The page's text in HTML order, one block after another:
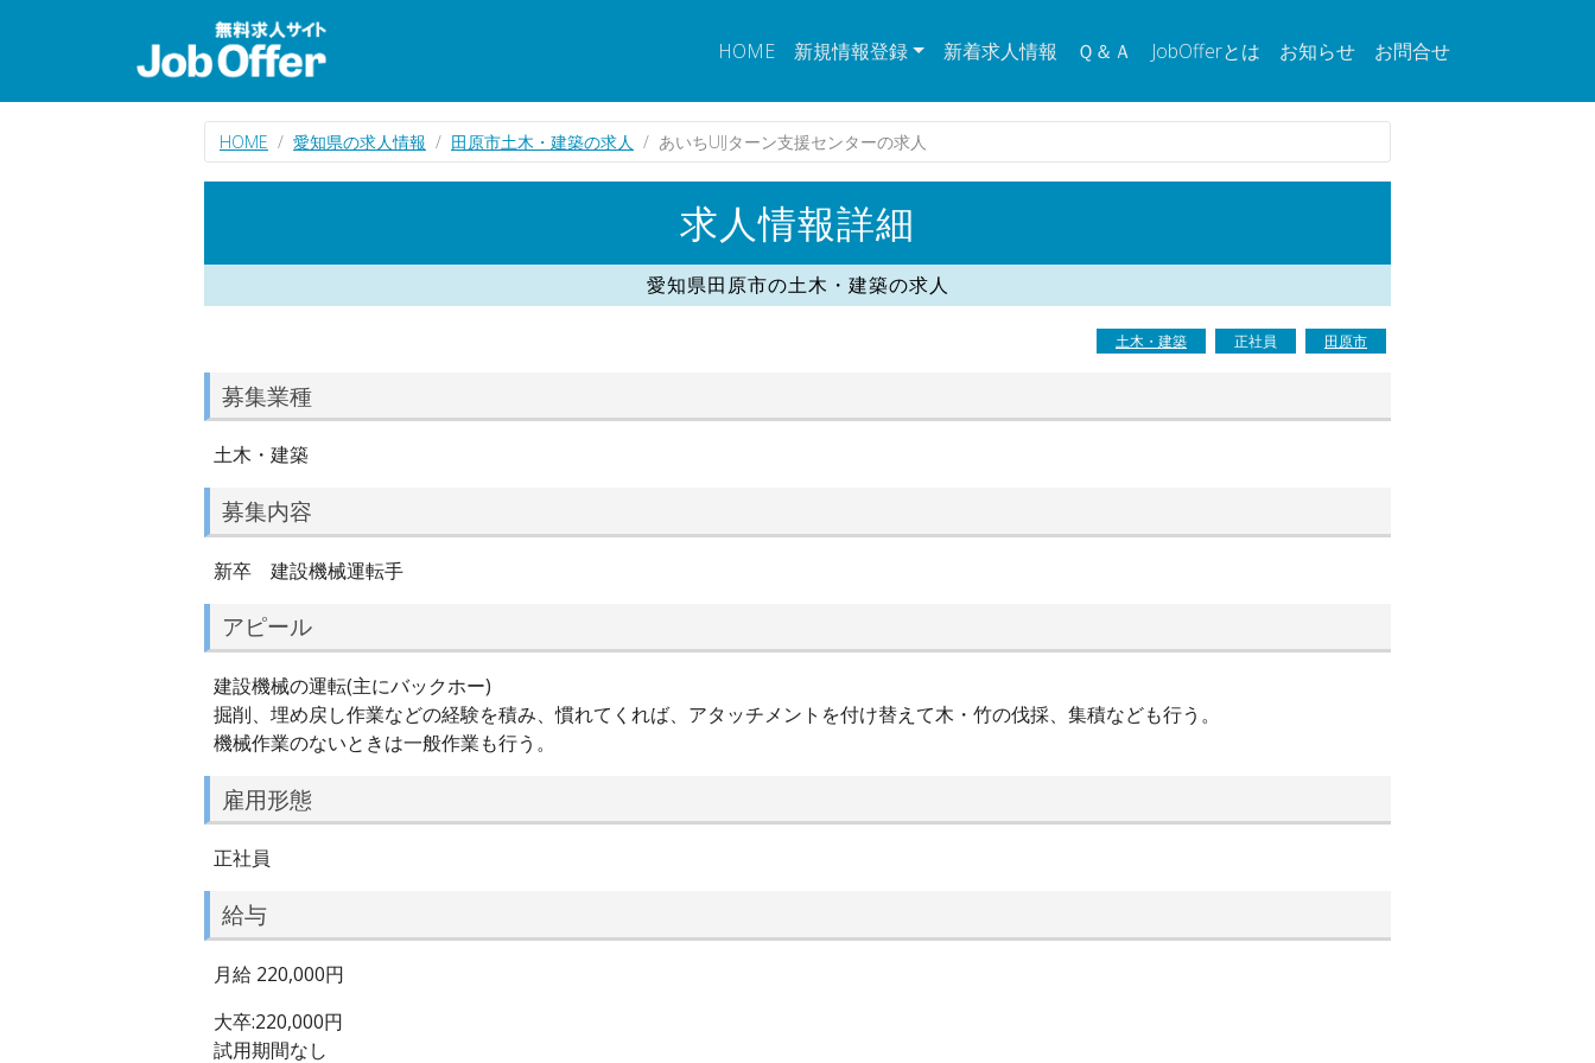
HOME 新規情報登録 新着求人情報 Ｑ＆Ａ JobOfferとは お知らせ お問合せ
HOME 愛知県の求人情報 田原市土木・建築の求人 あいちUIJターン支援センターの求人
求人情報詳細
愛知県田原市の土木・建築の求人
土木・建築 正社員 田原市
募集業種
土木・建築
募集内容
新卒 建設機械運転手
アピール
建設機械の運転(主にバックホー)
掘削、埋め戻し作業などの経験を積み、慣れてくれば、アタッチメントを付け替えて木・竹の伐採、集積なども行う。
機械作業のないときは一般作業も行う。
雇用形態
正社員
給与
月給 220,000円
大卒:220,000円
試用期間なし